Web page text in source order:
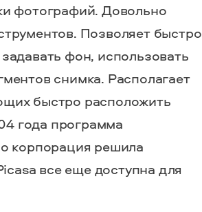
фотографий. Довольно
Позволяет быстро
фон, использовать
снимка. Располагает
быстро расположить
года программа
корпорация решила
все еще доступна для